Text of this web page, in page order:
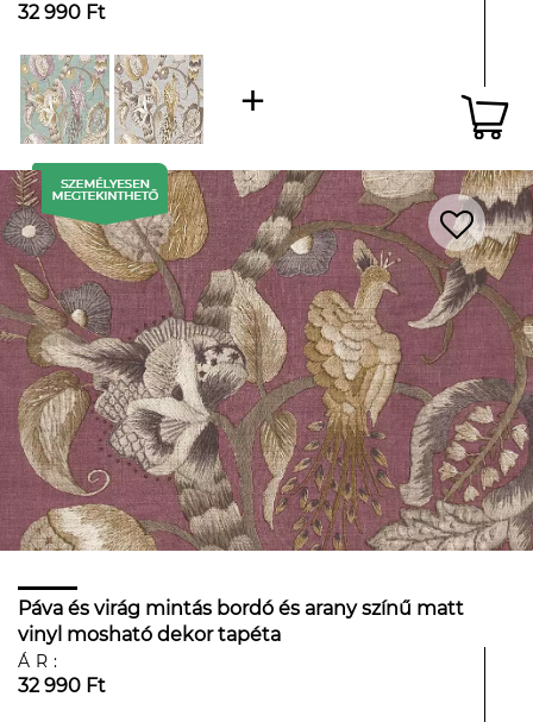
32 990 Ft
Páva és virág mintás bordó és arany színű matt
vinyl mosható dekor tapéta
ÁR:
32 990 Ft